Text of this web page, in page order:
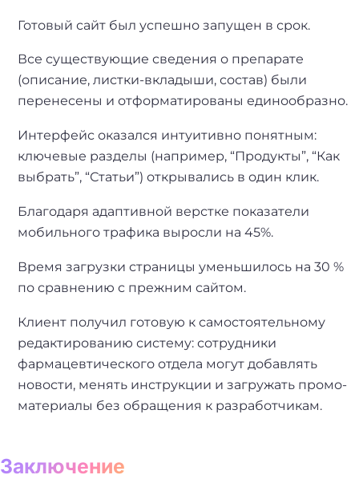
Готовый сайт был успешно запущен в срок.
Все существующие сведения о препарате
(описание, листки-вкладыши, состав) были
перенесены и отформатированы единообразно.
Интерфейс оказался интуитивно понятным:
ключевые разделы (например, “Продукты”, “Как
выбрать”, “Статьи”) открывались в один клик.
Благодаря адаптивной верстке показатели
мобильного трафика выросли на 45%.
Время загрузки страницы уменьшилось на 30 %
по сравнению с прежним сайтом.
Клиент получил готовую к самостоятельному
редактированию систему: сотрудники
фармацевтического отдела могут добавлять
новости, менять инструкции и загружать промо-
материалы без обращения к разработчикам.
Заключение